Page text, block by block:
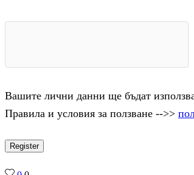
Вашите лични данни ще бъдат
Правила и условия за ползване -->>
Register